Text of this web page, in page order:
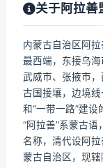
关于阿拉善
内蒙古自治区阿
最西端，东接乌
武威市、张掖市
古国接壤，边境
和“一带一路”建设
“阿拉善”系蒙古语
名称，清代设阿
蒙古自治区，现